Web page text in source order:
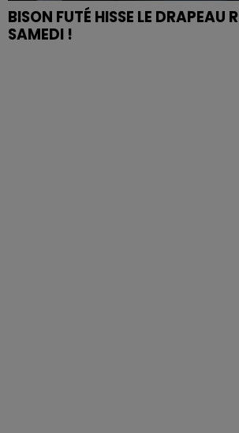
BISON FUTÉ HISSE LE DRAPEAU
SAMEDI !